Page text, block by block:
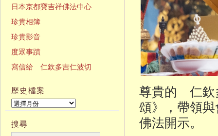
尊貴的 仁欽
頌》，帶領
佛法開示。
日本京都寶吉祥佛法中心
珍貴相簿
珍貴影音
度眾事蹟
寫信給 仁欽多吉仁波切
歷史檔案
搜尋